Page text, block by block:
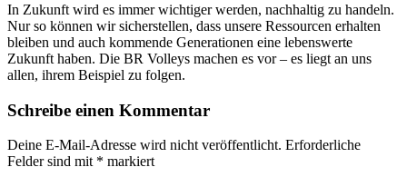
In Zukunft wird es immer wichtiger werden, nachhaltig zu handeln.
Nur so können wir sicherstellen, dass unsere Ressourcen erhalten
bleiben und auch kommende Generationen eine lebenswerte
Zukunft haben. Die BR Volleys machen es vor – es liegt an uns
allen, ihrem Beispiel zu folgen.
Schreibe einen Kommentar
Deine E-Mail-Adresse wird nicht veröffentlicht. Erforderliche
Felder sind mit * markiert